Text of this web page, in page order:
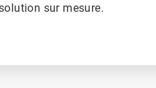
sur mesure.